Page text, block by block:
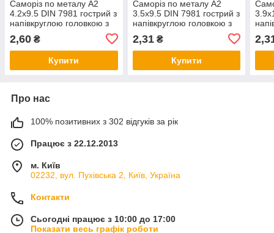
Саморіз по металу А2
4.2х9.5 DIN 7981 гострий з
напівкруглою головкою з
2,60 ₴
Купити
Саморіз по металу А2
3.5х9.5 DIN 7981 гострий з
напівкруглою головкою з
2,31₴
Купити
Про нас
100% позитивних з 302 відгуків за рік
Працює з 22.12.2013
м. Київ
02232, вул. Пухівська 2, Київ, Україна
Контакти
Сьогодні працює з 10:00 до 17:00
Показати весь графік роботи